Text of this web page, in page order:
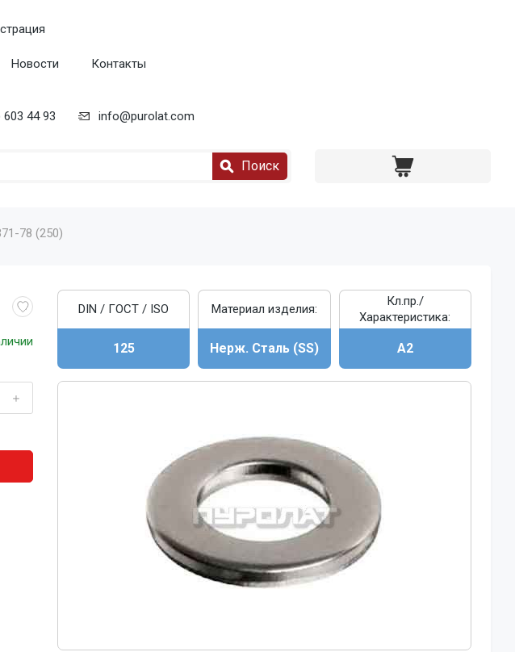
Новости Контакты
44 93 info@purolat.com
Поиск
78 (250)
DIN / ГОСТ / ISO
125
Материал изделия:
Нерж. Сталь (SS)
Кл.пр./
Характеристика:
A2